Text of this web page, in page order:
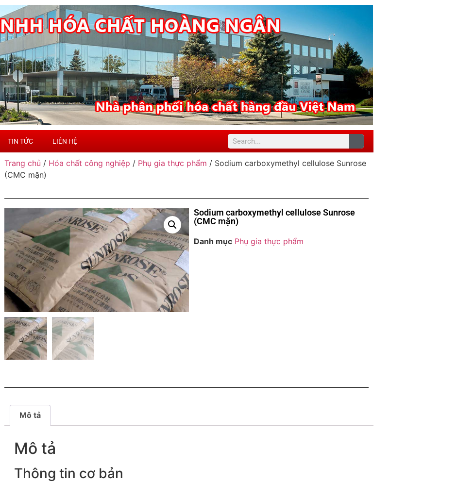
TIN TỨC LIÊN HỆ
Trang chủ / Hóa chất công nghiệp / Phụ gia thực phẩm / Sodium carboxymethyl cellulose Sunrose
(CMC mặn)
Sodium carboxymethyl cellulose Sunrose
(CMC mặn)
Danh mục Phụ gia thực phẩm
Mô tả
Mô tả
Thông tin cơ bản